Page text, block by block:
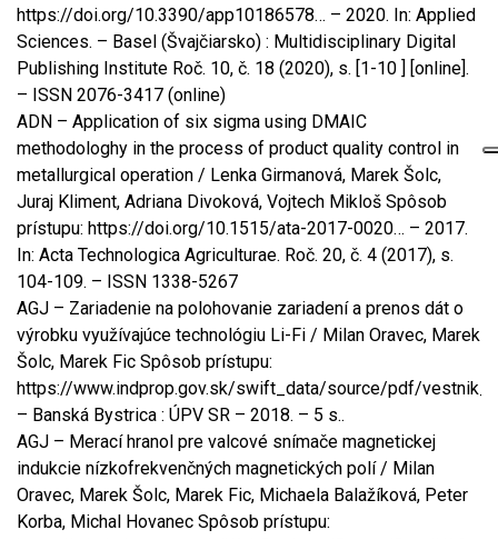
https://doi.org/10.3390/app10186578… – 2020. In: Applied
Sciences. – Basel (Švajčiarsko) : Multidisciplinary Digital
Publishing Institute Roč. 10, č. 18 (2020), s. [1-10 ] [online].
– ISSN 2076-3417 (online)
ADN – Application of six sigma using DMAIC
methodologhy in the process of product quality control in
metallurgical operation / Lenka Girmanová, Marek Šolc,
Juraj Kliment, Adriana Divoková, Vojtech Mikloš Spôsob
prístupu: https://doi.org/10.1515/ata-2017-0020… – 2017.
In: Acta Technologica Agriculturae. Roč. 20, č. 4 (2017), s.
104-109. – ISSN 1338-5267
AGJ – Zariadenie na polohovanie zariadení a prenos dát o
výrobku využívajúce technológiu Li-Fi / Milan Oravec, Marek
Šolc, Marek Fic Spôsob prístupu:
https://www.indprop.gov.sk/swift_data/source/pdf/
– Banská Bystrica : ÚPV SR – 2018. – 5 s..
AGJ – Merací hranol pre valcové snímače magnetickej
indukcie nízkofrekvenčných magnetických polí / Milan
Oravec, Marek Šolc, Marek Fic, Michaela Balažíková, Peter
Korba, Michal Hovanec Spôsob prístupu: